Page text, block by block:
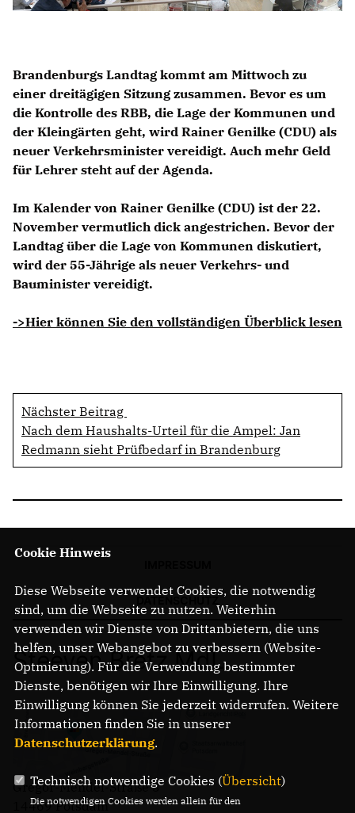
Brandenburgs Landtag kommt am Mittwoch zu
einer dreitägigen Sitzung zusammen. Bevor es um
die Kontrolle des RBB, die Lage der Kommunen und
der Kleingärten geht, wird Rainer Genilke (CDU) als
neuer Verkehrsminister vereidigt. Auch mehr Geld
für Lehrer steht auf der Agenda.
Im Kalender von Rainer Genilke (CDU) ist der 22.
November vermutlich dick angestrichen. Bevor der
Landtag über die Lage von Kommunen diskutiert,
wird der 55-Jährige als neuer Verkehrs- und
Bauminister vereidigt.
->Hier können Sie den vollständigen Überblick lesen
Nächster Beitrag
Nach dem Haushalts-Urteil für die Ampel: Jan
Redmann sieht Prüfbedarf in Brandenburg
Steeven Bretz MdL
Gregor-Mendel-Straße 3
14469 Potsdam
Cookie Hinweis
Diese Webseite verwendet Cookies, die notwendig
sind, um die Webseite zu nutzen. Weiterhin
verwenden wir Dienste von Drittanbietern, die uns
helfen, unser Webangebot zu verbessern (Website-
Optmierung). Für die Verwendung bestimmter
Dienste, benötigen wir Ihre Einwilligung. Ihre
Einwilligung können Sie jederzeit widerrufen. Weitere
Informationen finden Sie in unserer
Datenschutzerklärung.
Technisch notwendige Cookies (Übersicht)
Die notwendigen Cookies werden allein für den